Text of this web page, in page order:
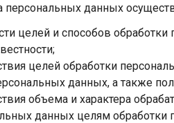
персональных данных
целей и способов
целей обработки
данных, а также
объема и характера
данных целям обработки